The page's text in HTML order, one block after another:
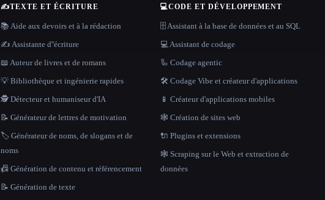
✍️TEXTE ET ÉCRITURE
📚 Aide aux devoirs et à la rédaction
✍️ Assistante d''écriture
📖 Auteur de livres et de romans
💡 Bibliothèque et ingénierie rapides
🕵️ Détecteur et humaniseur d'IA
📝 Générateur de lettres de motivation
🏷️ Générateur de noms, de slogans et de
noms
📠 Génération de contenu et référencement
📝 Génération de texte
💻CODE ET DÉVELOPPEMENT
🗄️ Assistant à la base de données et au SQL
💻 Assistant de codage
🦾 Codage agentic
🛠️ Codage Vibe et créateur d'applications
📱 Créateur d'applications mobiles
🕸 Création de sites web
🔌 Plugins et extensions
🕸️ Scraping sur le Web et extraction de
données